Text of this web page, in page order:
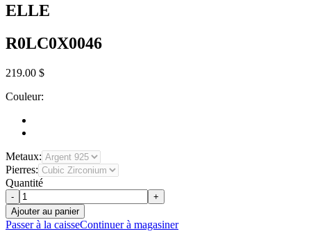
ELLE
R0LC0X0046
219.00 $
Couleur:
Metaux:
Pierres:
Quantité
-
+
Ajouter au panier
Passer à la caisseContinuer à magasiner